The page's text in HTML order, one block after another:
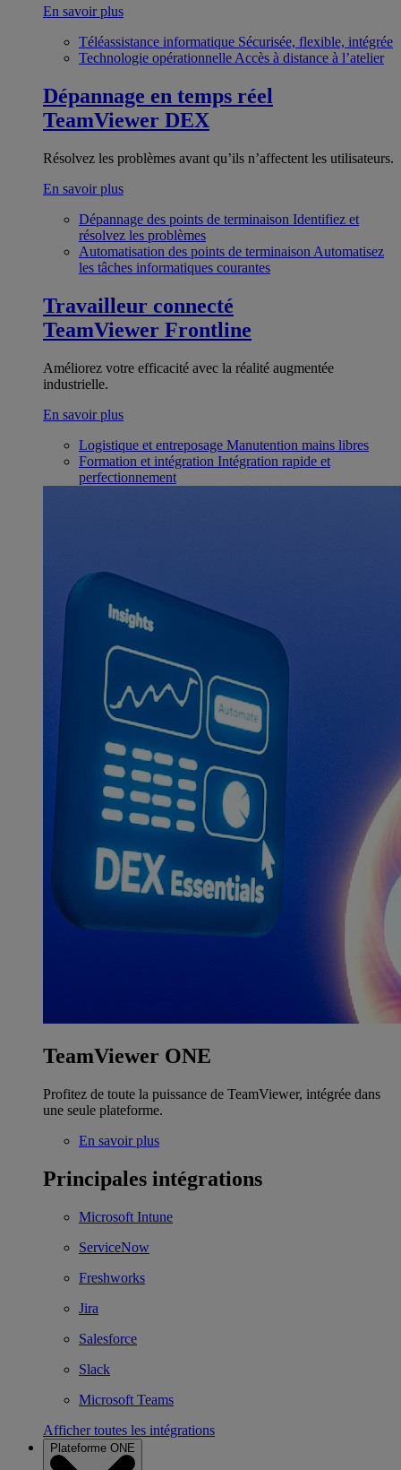
En savoir plus
Téléassistance informatique Sécurisée, flexible, intégrée
Technologie opérationnelle Accès à distance à l’atelier
Dépannage en temps réel
TeamViewer DEX
Résolvez les problèmes avant qu’ils n’affectent les utilisateurs.
En savoir plus
Dépannage des points de terminaison Identifiez et
résolvez les problèmes
Automatisation des points de terminaison Automatisez
les tâches informatiques courantes
Travailleur connecté
TeamViewer Frontline
Améliorez votre efficacité avec la réalité augmentée
industrielle.
En savoir plus
Logistique et entreposage Manutention mains libres
Formation et intégration Intégration rapide et
perfectionnement
TeamViewer ONE
Profitez de toute la puissance de TeamViewer, intégrée dans
une seule plateforme.
En savoir plus
Principales intégrations
Microsoft Intune
ServiceNow
Freshworks
Jira
Salesforce
Slack
Microsoft Teams
Afficher toutes les intégrations
Plateforme ONE